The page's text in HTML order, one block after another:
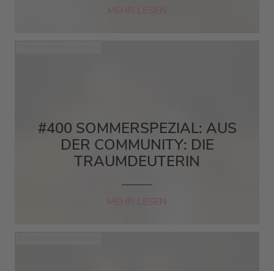
MEHR LESEN
#400 SOMMERSPEZIAL: AUS
DER COMMUNITY: DIE
TRAUMDEUTERIN
MEHR LESEN